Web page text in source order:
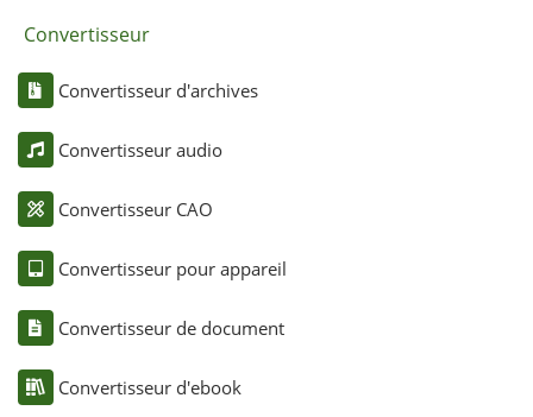
Convertisseur
Convertisseur d'archives
Convertisseur audio
Convertisseur CAO
Convertisseur pour appareil
Convertisseur de document
Convertisseur d'ebook